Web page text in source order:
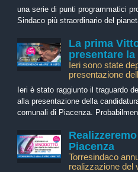
una serie di punti programmatici
Sindaco più straordinario del
La prima
presentare
Ieri sono state
presentazione
Ieri è stato raggiunto il traguardo
alla presentazione della
comunali di Piacenza.
Piacenza
Torresindaco
realizzazione del